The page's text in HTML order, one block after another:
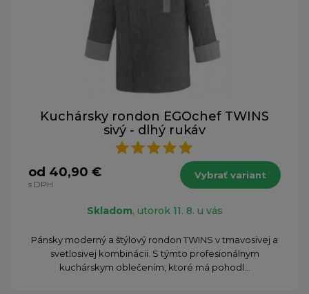
Kuchársky rondon EGOchef TWINS
sivý - dlhý rukáv
od 40,90 €
s DPH
Vybrať variant
Skladom, utorok 11. 8. u vás
Pánsky moderný a štýlový rondon TWINS v tmavosivej a
svetlosivej kombinácii. S týmto profesionálnym
kuchárskym oblečením, ktoré má pohodl...